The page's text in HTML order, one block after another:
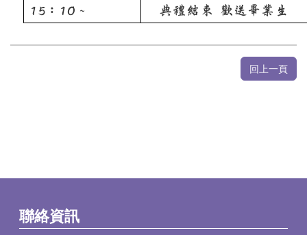
回上一頁
聯絡資訊